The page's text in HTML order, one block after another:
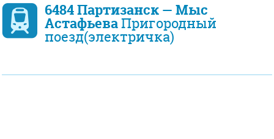
6484 Партизанск — Мыс
АстафьеваПригородный
поезд(электричка)